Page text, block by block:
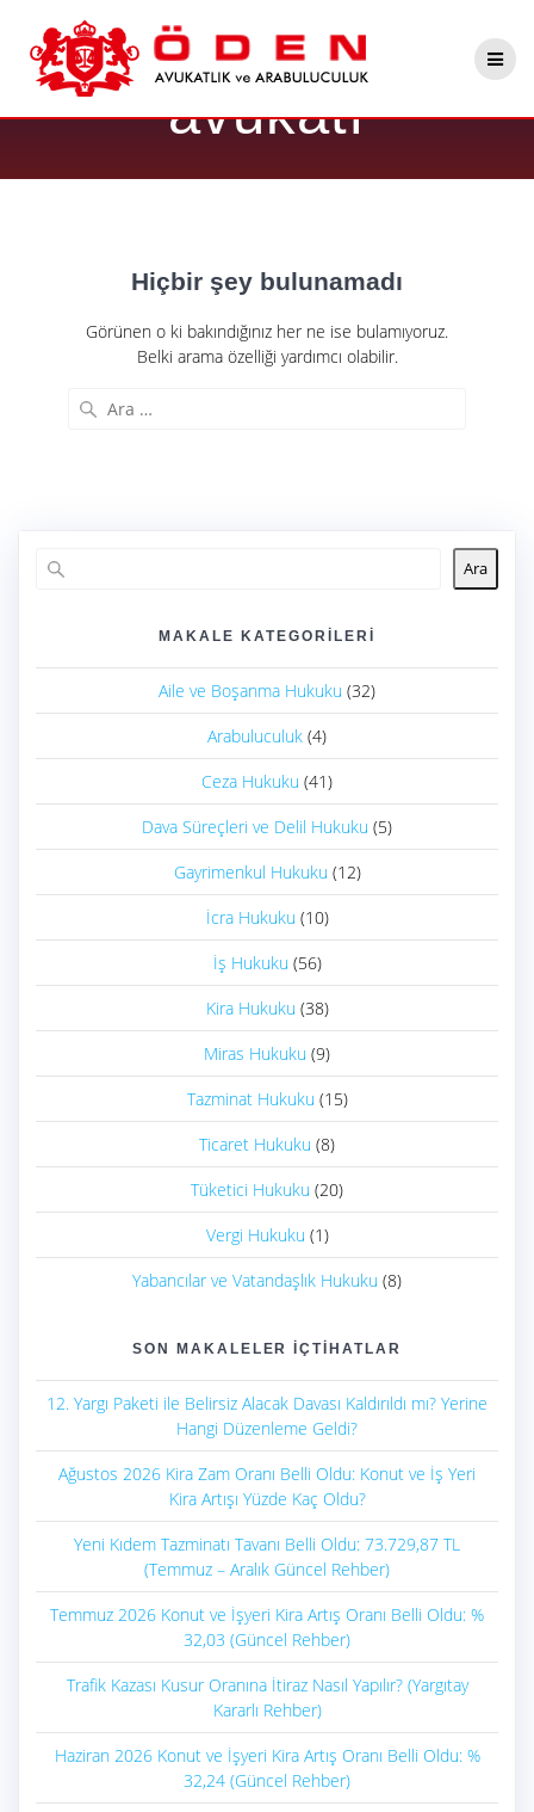
to
content
Etiket: velayet
avukatı
Hiçbir şey bulunamadı
Görünen o ki bakındığınız her ne ise bulamıyoruz.
Belki arama özelliği yardımcı olabilir.
Ara
MAKALE KATEGORILERI
Aile ve Boşanma Hukuku (32)
Arabuluculuk (4)
Ceza Hukuku (41)
Dava Süreçleri ve Delil Hukuku (5)
Gayrimenkul Hukuku (12)
İcra Hukuku (10)
İş Hukuku (56)
Kira Hukuku (38)
Miras Hukuku (9)
Tazminat Hukuku (15)
Ticaret Hukuku (8)
Tüketici Hukuku (20)
Vergi Hukuku (1)
Yabancılar ve Vatandaşlık Hukuku (8)
SON MAKALELER İÇTIHATLAR
12. Yargı Paketi ile Belirsiz Alacak Davası Kaldırıldı mı? Yerine
Hangi Düzenleme Geldi?
Ağustos 2026 Kira Zam Oranı Belli Oldu: Konut ve İş Yeri
Kira Artışı Yüzde Kaç Oldu?
Yeni Kıdem Tazminatı Tavanı Belli Oldu: 73.729,87 TL
(Temmuz – Aralık Güncel Rehber)
Temmuz 2026 Konut ve İşyeri Kira Artış Oranı Belli Oldu: %
32,03 (Güncel Rehber)
Trafik Kazası Kusur Oranına İtiraz Nasıl Yapılır? (Yargıtay
Kararlı Rehber)
Haziran 2026 Konut ve İşyeri Kira Artış Oranı Belli Oldu: %
32,24 (Güncel Rehber)